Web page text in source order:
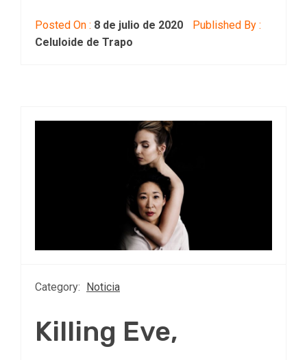
Posted On : 8 de julio de 2020
Published By :
Celuloide de Trapo
Category: Noticia
Killing Eve,